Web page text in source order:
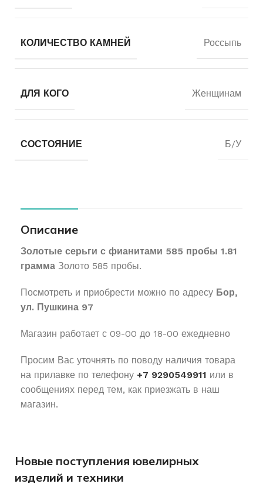
КОЛИЧЕСТВО КАМНЕЙ Россыпь
ДЛЯ КОГО Женщинам
СОСТОЯНИЕ Б/У
Описание
Золотые серьги с фианитами 585 пробы 1.81
грамма Золото 585 пробы.
Посмотреть и приобрести можно по адресу Бор,
ул. Пушкина 97
Магазин работает с 09-00 до 18-00 ежедневно
Просим Вас уточнять по поводу наличия товара
на прилавке по телефону +7 9290549911 или в
сообщениях перед тем, как приезжать в наш
магазин.
Новые поступления ювелирных
изделий и техники